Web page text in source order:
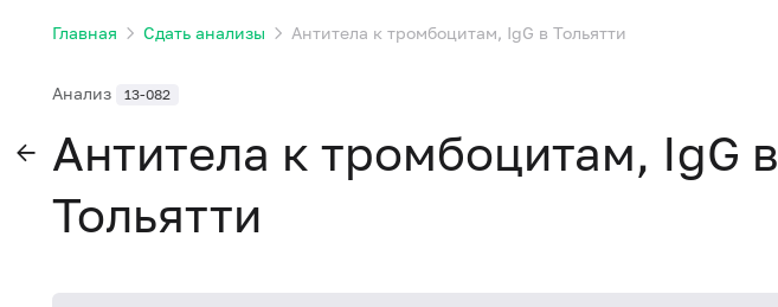
Главная Сдать анализы Антитела к тромбоцитам, IgG в Тольятти
Анализ 13-082
Антитела к тромбоцитам, IgG в
Тольятти